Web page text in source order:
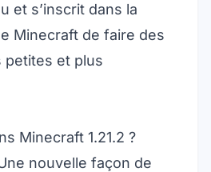
et s’inscrit dans la
Minecraft de faire des
petites et plus
Minecraft 1.21.2 ?
nouvelle façon de